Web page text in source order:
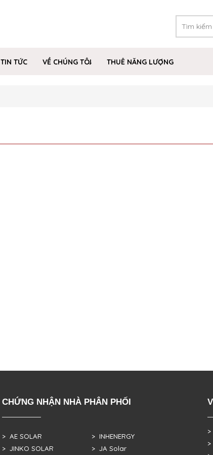
TIN TỨC VỀ CHÚNG TÔI
THUÊ NĂNG LƯỢNG
CHỨNG NHẬN NHÀ PHÂN PHỐI
> AE SOLAR
> JINKO SOLAR
> INHENERGY
> JA Solar
>